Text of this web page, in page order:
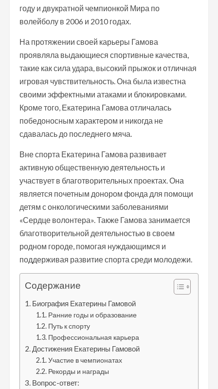
году и двукратной чемпионкой Мира по
волейболу в 2006 и 2010 годах.
На протяжении своей карьеры Гамова
проявляла выдающиеся спортивные качества,
такие как сила удара, высокий прыжок и отличная
игровая чувствительность. Она была известна
своими эффектными атаками и блокировками.
Кроме того, Екатерина Гамова отличалась
победоносным характером и никогда не
сдавалась до последнего мяча.
Вне спорта Екатерина Гамова развивает
активную общественную деятельность и
участвует в благотворительных проектах. Она
является почетным донором фонда для помощи
детям с онкологическими заболеваниями
«Сердце волонтера». Также Гамова занимается
благотворительной деятельностью в своем
родном городе, помогая нуждающимся и
поддерживая развитие спорта среди молодежи.
Содержание
Биография Екатерины Гамовой
Ранние годы и образование
Путь к спорту
Профессиональная карьера
Достижения Екатерины Гамовой
Участие в чемпионатах
Рекорды и награды
Вопрос-ответ: